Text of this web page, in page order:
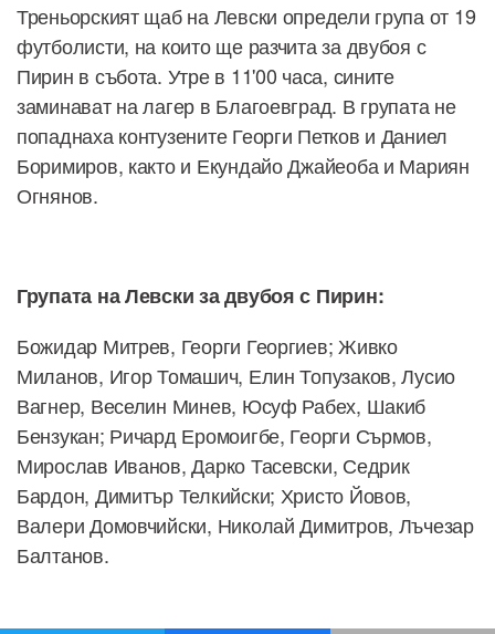
Треньорският щаб на Левски определи група от 19
футболисти, на които ще разчита за двубоя с
Пирин в събота. Утре в 11'00 часа, сините
заминават на лагер в Благоевград. В групата не
попаднаха контузените Георги Петков и Даниел
Боримиров, както и Екундайо Джайеоба и Мариян
Огнянов.
Групата на Левски за двубоя с Пирин:
Божидар Митрев, Георги Георгиев; Живко
Миланов, Игор Томашич, Елин Топузаков, Лусио
Вагнер, Веселин Минев, Юсуф Рабех, Шакиб
Бензукан; Ричард Еромоигбе, Георги Сърмов,
Мирослав Иванов, Дарко Тасевски, Седрик
Бардон, Димитър Телкийски; Христо Йовов,
Валери Домовчийски, Николай Димитров, Лъчезар
Балтанов.